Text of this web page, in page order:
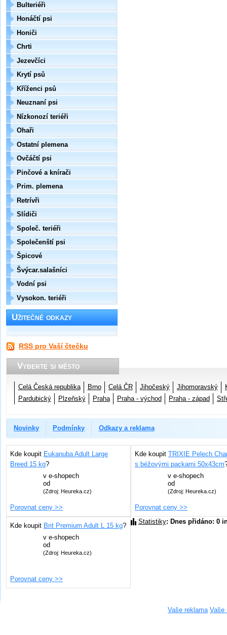
Bulteriéři
Honáčtí psi
Honiči
Chrti
Jezevčíci
Krytí psů
Kříženci psů
Neuznaní psi
Nízkonozí teriéři
Ohaři
Ostatní plemena
Ovčáčtí psi
Pinčové a knírači
Prim. plemena
Retrívři
Slídiči
Společ. teriéři
Společenští psi
Špicové
Švýcar.salašníci
Vodní psi
Vysokon. teriéři
Užitečné odkazy
RSS pro Vaší čtečku
Vyberte si město
Celá Česká republika Brno Celá ČR Jihočeský Jihomoravský
Pardubický
Plzeňský Praha Praha - východ Praha - západ
Novinky Podmínky Odkazy a reklama
Kde koupit Eukanuba Adult Large
Breed 15 kg?
v e-shopech
od
(Zdroj: Heureka.cz)
Porovnat ceny >>
Kde koupit TRIXIE Pelech
s béžovými packami 50x43cm
v e-shopech
od
(Zdroj: Heureka.cz)
Porovnat ceny >>
Kde koupit Brit Premium Adult L 15 kg?
v e-shopech
od
(Zdroj: Heureka.cz)
Porovnat ceny >>
Statistiky: Dnes přidáno: 0
Vaše reklama Vaše